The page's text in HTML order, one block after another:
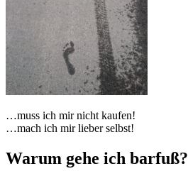
…muss ich mir nicht kaufen!
…mach ich mir lieber selbst!
Warum gehe ich barfuß?